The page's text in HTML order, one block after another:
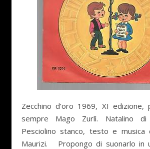
Zecchino d’oro 1969, XI edizione, presenta come
sempre Mago Zurlì. Natalino
Pesciolino stanco, testo e musica
Maurizi. Propongo di suonarlo in